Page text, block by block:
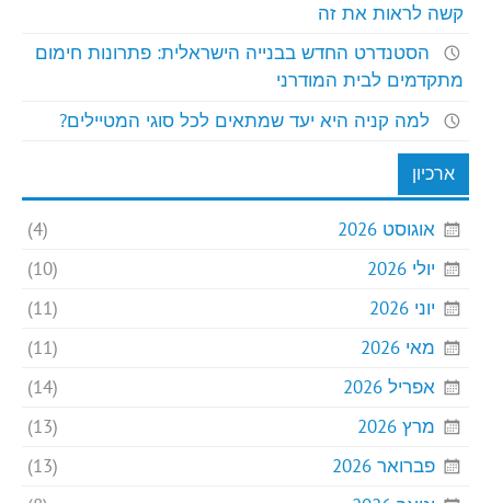
קשה לראות את זה
הסטנדרט החדש בבנייה הישראלית: פתרונות חימום
מתקדמים לבית המודרני
למה קניה היא יעד שמתאים לכל סוגי המטיילים?
ארכיון
אוגוסט 2026
יולי 2026
יוני 2026
מאי 2026
אפריל 2026
מרץ 2026
פברואר 2026